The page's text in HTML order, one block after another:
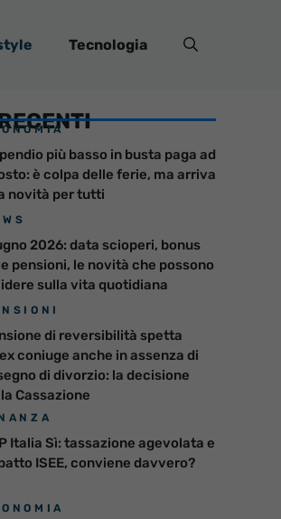
Tecnologia
più basso in busta paga ad
è colpa delle ferie, ma arriva
novità per tutti
2026: data scioperi, bonus
e pensioni, le novità che possono
sulla vita quotidiana
di reversibilità spetta
coniuge anche in assenza di
di divorzio: la decisione
Cassazione
Italia Sì: tassazione agevolata e
ISEE, conviene davvero?